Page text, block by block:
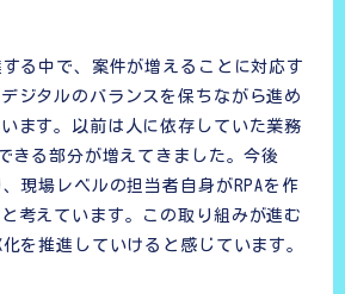
する中で、案件が増えることに対応す
ジタルのバランスを保ちながら進め
ます。以前は人に依存していた業務
きる部分が増えてきました。今後
現場レベルの担当者自身がRPAを作
考えています。この取り組みが進む
を推進していけると感じています。